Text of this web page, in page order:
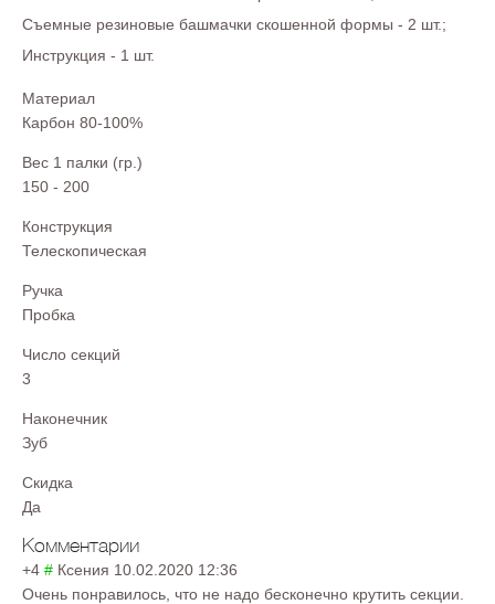
Съемные резиновые башмачки скошенной формы - 2 шт.;
Инструкция - 1 шт.
Материал
Карбон 80-100%
Вес 1 палки (гр.)
150 - 200
Конструкция
Телескопическая
Ручка
Пробка
Число секций
3
Наконечник
Зуб
Скидка
Да
Комментарии
+4 # Ксения 10.02.2020 12:36
Очень понравилось, что не надо бесконечно крутить секции.